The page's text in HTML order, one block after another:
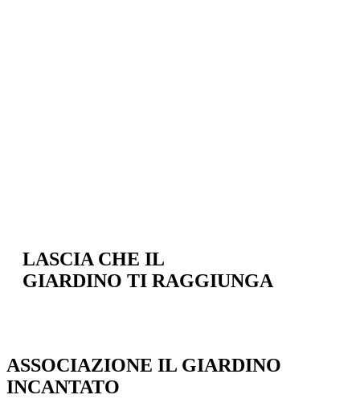
LASCIA CHE IL
GIARDINO TI RAGGIUNGA
ASSOCIAZIONE IL GIARDINO
INCANTATO